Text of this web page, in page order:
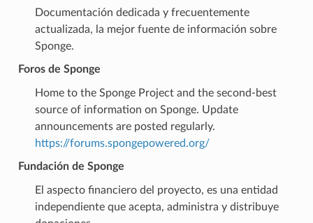
Documentación dedicada y frecuentemente
actualizada, la mejor fuente de información sobre
Sponge.
Foros de Sponge
Home to the Sponge Project and the second-best
source of information on Sponge. Update
announcements are posted regularly.
https://forums.spongepowered.org/
Fundación de Sponge
El aspecto financiero del proyecto, es una entidad
independiente que acepta, administra y distribuye